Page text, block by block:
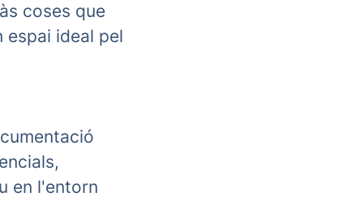
coses que
espai ideal pel
en l'entorn